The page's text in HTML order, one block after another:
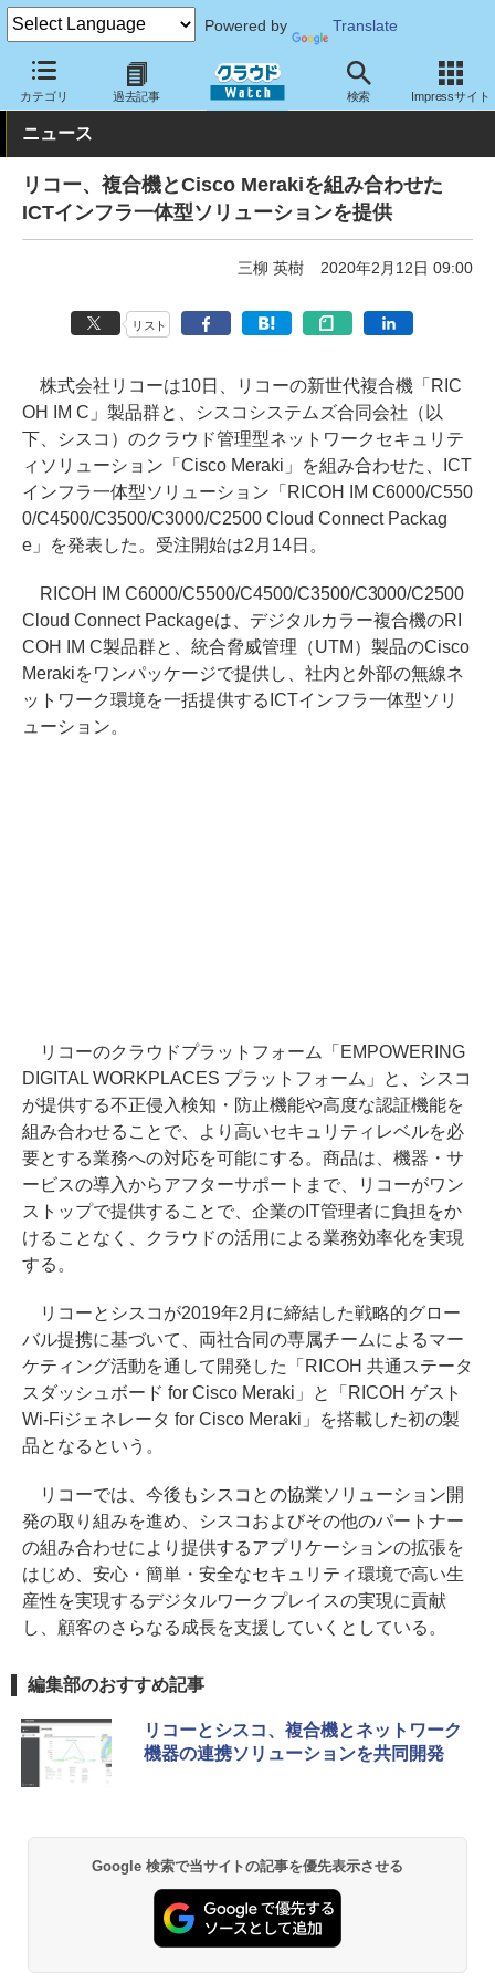
Powered by Translate
カテゴリ 過去記事 検索 Impressサイト
クラウド Watch ハード・インフラ ハードウェア 周辺機器
ニュース
リコー、複合機とCisco Merakiを組み合わせた
ICTインフラ一体型ソリューションを提供
三柳 英樹 2020年2月12日 09:00
リスト
株式会社リコーは10日、リコーの新世代複合機「RIC
OH IM C」製品群と、シスコシステムズ合同会社（以
下、シスコ）のクラウド管理型ネットワークセキュリテ
ィソリューション「Cisco Meraki」を組み合わせた、ICT
インフラ一体型ソリューション「RICOH IM C6000/C550
0/C4500/C3500/C3000/C2500 Cloud Connect Packag
e」を発表した。受注開始は2月14日。
RICOH IM C6000/C5500/C4500/C3500/C3000/C2500
Cloud Connect Packageは、デジタルカラー複合機のRI
COH IM C製品群と、統合脅威管理（UTM）製品のCisco
Merakiをワンパッケージで提供し、社内と外部の無線ネ
ットワーク環境を一括提供するICTインフラ一体型ソリ
ューション。
リコーのクラウドプラットフォーム「EMPOWERING
DIGITAL WORKPLACES プラットフォーム」と、シスコ
が提供する不正侵入検知・防止機能や高度な認証機能を
組み合わせることで、より高いセキュリティレベルを必
要とする業務への対応を可能にする。商品は、機器・サ
ービスの導入からアフターサポートまで、リコーがワン
ストップで提供することで、企業のIT管理者に負担をか
けることなく、クラウドの活用による業務効率化を実現
する。
リコーとシスコが2019年2月に締結した戦略的グロー
バル提携に基づいて、両社合同の専属チームによるマー
ケティング活動を通して開発した「RICOH 共通ステータ
スダッシュボード for Cisco Meraki」と「RICOH ゲスト
Wi-Fiジェネレータ for Cisco Meraki」を搭載した初の製
品となるという。
リコーでは、今後もシスコとの協業ソリューション開
発の取り組みを進め、シスコおよびその他のパートナー
の組み合わせにより提供するアプリケーションの拡張を
はじめ、安心・簡単・安全なセキュリティ環境で高い生
産性を実現するデジタルワークプレイスの実現に貢献
し、顧客のさらなる成長を支援していくとしている。
編集部のおすすめ記事
リコーとシスコ、複合機とネットワーク
機器の連携ソリューションを共同開発
Google 検索で当サイトの記事を優先表示させる